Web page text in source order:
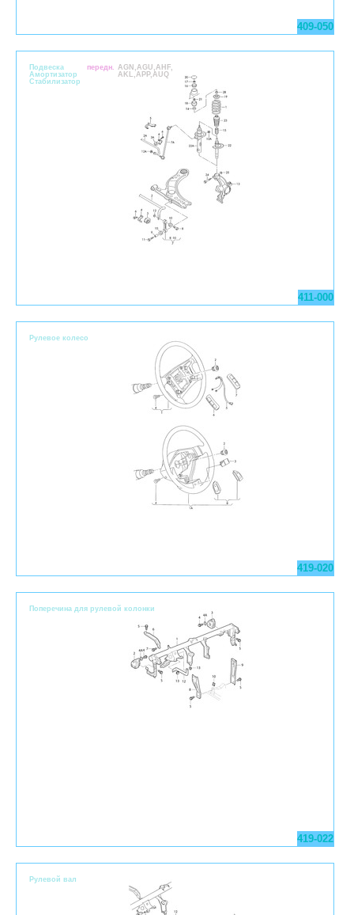
409-050
Подвеска
Амортизатор
Стабилизатор
передн.
AGN,AGU,AHF,
AKL,APP,AUQ
411-000
Pулевое колесо
419-020
Поперечина для рулевой колонки
419-022
Pулевой вал